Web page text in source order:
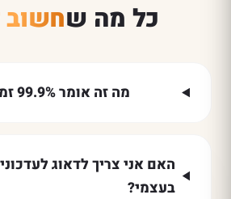
כל מה ש
מה זה אומר 99.9% זמינות?
האם אני צריך לדאוג
בעצמי?